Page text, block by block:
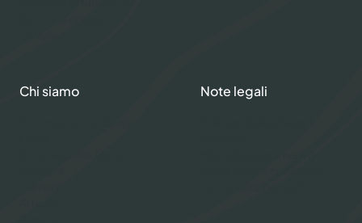
Chi siamo Note legali